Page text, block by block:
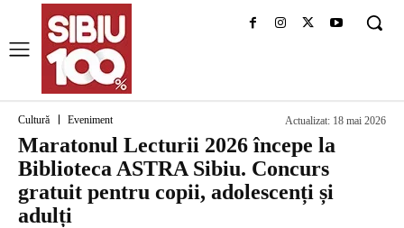
Cultură Eveniment Actualizat: 18 mai 2026
Maratonul Lecturii 2026 începe la
Biblioteca ASTRA Sibiu. Concurs
gratuit pentru copii, adolescenți și
adulți